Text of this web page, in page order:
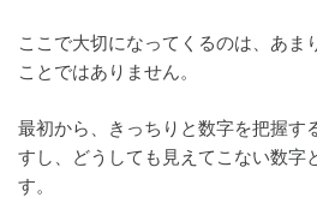
ここで大切になってくるのは、あま
ことではありません。
最初から、きっちりと数字を把握す
すし、どうしても見えてこない数字
す。